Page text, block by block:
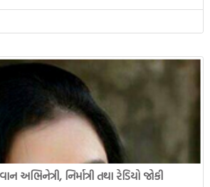
અભિનેત્રી, નિર્માત્રી તથા રેડિયો જોકી